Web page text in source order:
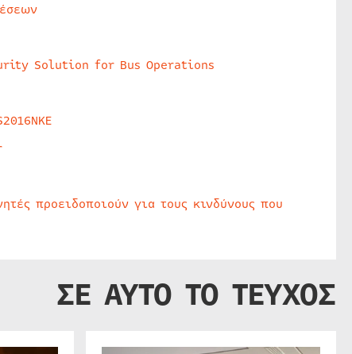
Solution for Bus Operations
προειδοποιούν για τους κινδύνους που
ΣΕ ΑΥΤΟ ΤΟ ΤΕΥΧΟΣ